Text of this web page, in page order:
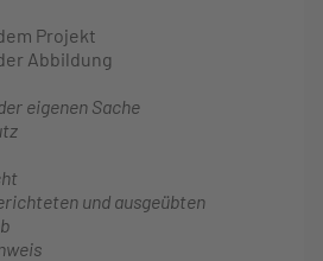
Projekt
Abbildung
eigenen Sache
und ausgeübten